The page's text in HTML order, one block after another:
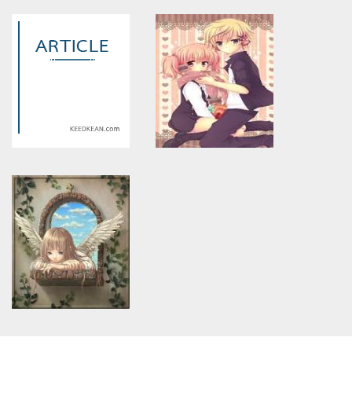
assumed 'article_topic' (this
will throw an Error in a future
/home/keedkean/domains/keedkean.com/public_html/include/article/
Warning: Use of undefined
constant article_topic -
assumed 'article_topic' (this
will throw an Error in a future
version of PHP) in
/home/keedkean/domains/
on line534
P.A.N ปริศนารักชวนวุ่นหัวใจ
Warning: Use of undefined
constant article_topic -
assumed 'article_topic' (this
will throw an Error in a future
version of PHP) in
/home/keedkean/domains/keedkean.com/public_html/include/article/
on line534
ยัยสาววาย ☺